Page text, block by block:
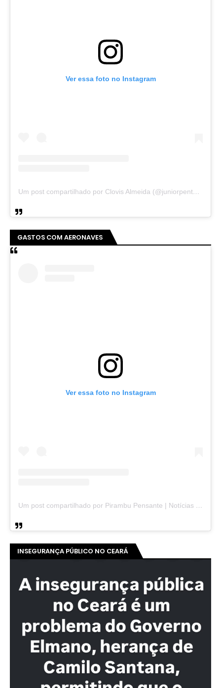
Ver essa foto no Instagram
Um post compartilhado por Clovis Almeida (@juniorpentecoste01)
GASTOS COM AERONAVES
Ver essa foto no Instagram
Um post compartilhado por Pirambu Pensante | Notícias & Entretenimento (@pirambupensante)
INSEGURANÇA PÚBLICO NO CEARÁ